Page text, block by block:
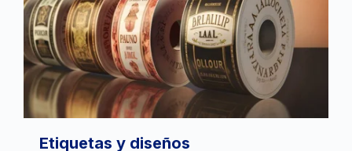
Etiquetas y diseños